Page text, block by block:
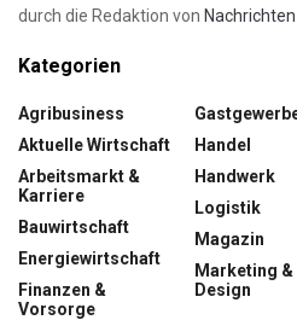
durch die Redaktion von
Kategorien
Agribusiness
Aktuelle Wirtschaft
Arbeitsmarkt &
Karriere
Bauwirtschaft
Energiewirtschaft
Finanzen &
Vorsorge
Handel
Handwerk
Logistik
Magazin
Marketing &
Design